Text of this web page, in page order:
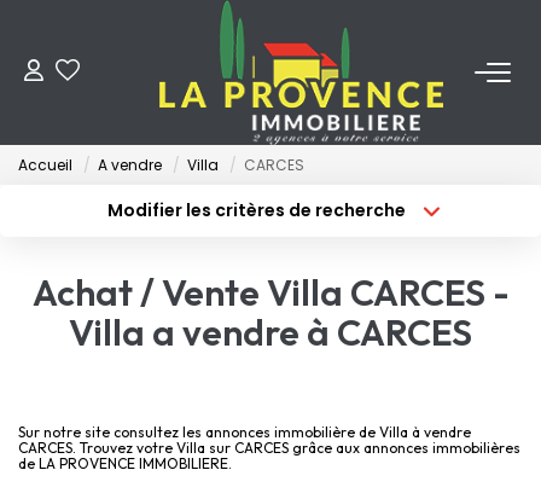
ACHETER
FAIRE GÉRER
Qui Sommes-Nous
Accueil A vendre Villa CARCES
Modifier les critères de recherche
Sélectionnez...
Type de bien
Surface min
Créer une alerte
Achat / Vente Villa CARCES -
Villa a vendre à CARCES
Sur notre site consultez les annonces immobilière de Villa à vendre
CARCES. Trouvez votre Villa sur CARCES grâce aux annonces immobilières
de LA PROVENCE IMMOBILIERE.